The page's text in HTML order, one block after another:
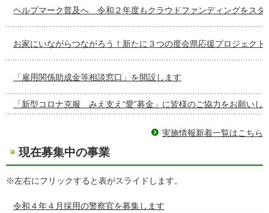
ヘルプマーク普及へ 令和２年度もクラウドファンディングをスタ
お家にいながらつながろう！新たに３つの度会県応援プロジェクト
「雇用関係助成金等相談窓口」を開設します
「新型コロナ克服 みえ支え“愛”募金」に皆様のご協力をお願いし
実施情報新着一覧はこちら
現在募集中の事業
※左右にフリックすると表がスライドします。
令和４年４月採用の警察官を募集します